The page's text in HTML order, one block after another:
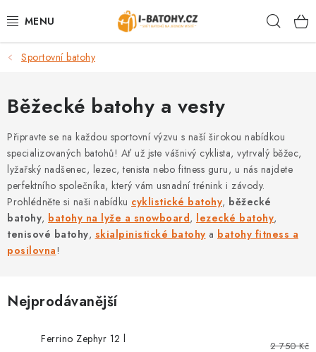
na
VÝPRODEJ %
BATOHY
TAŠKY, KABELKY
CESTOVNÍ ZAVAZADLA
LEDVINKY
PENĚŽENKY
Sportovní batohy
Běžecké batohy a vesty
Připravte se na každou sportovní výzvu s naší širokou nabídkou
specializovaných batohů! Ať už jste vášnivý cyklista, vytrvalý běžec,
lyžařský nadšenec, lezec, tenista nebo fitness guru, u nás najdete
perfektního společníka, který vám usnadní trénink i závody.
Prohlédněte si naši nabídku cyklistické batohy, běžecké
batohy, batohy na lyže a snowboard, lezecké batohy,
tenisové batohy, skialpinistické batohy a batohy fitness a
posilovna!
Nejprodávanější
Ferrino Zephyr 12 l
2 750 Kč